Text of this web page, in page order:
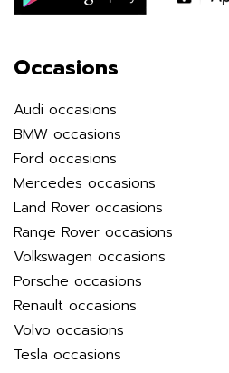
Occasions
Audi occasions
BMW occasions
Ford occasions
Mercedes occasions
Land Rover occasions
Range Rover occasions
Volkswagen occasions
Porsche occasions
Renault occasions
Volvo occasions
Tesla occasions